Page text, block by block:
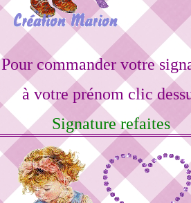
Pour commander votre
à votre prénom clic
Signature refaites